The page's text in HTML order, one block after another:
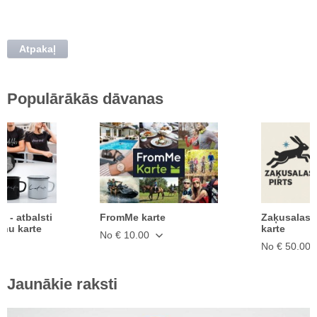
Atpakaļ
Populārākās dāvanas
- atbalsti
karte
FromMe karte
No € 10.00
Zaķusalas
karte
No € 50.00
Jaunākie raksti